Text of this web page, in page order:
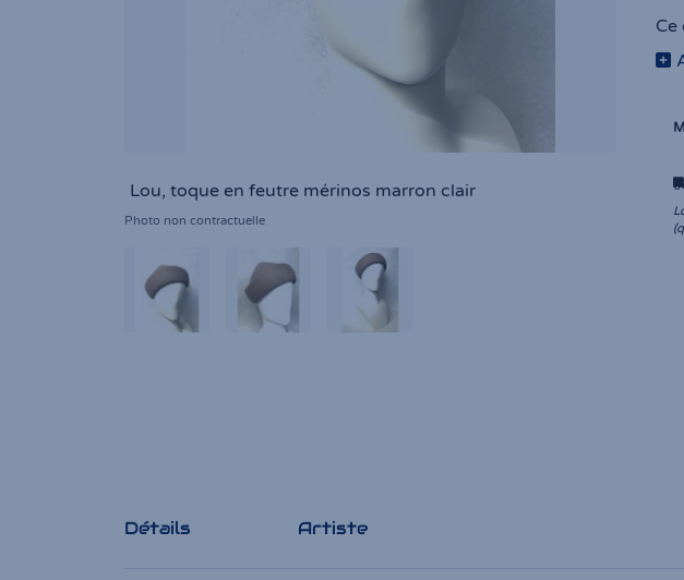
Lou, toque en feutre mérinos marron clair
Photo non contractuelle
Détails Artiste